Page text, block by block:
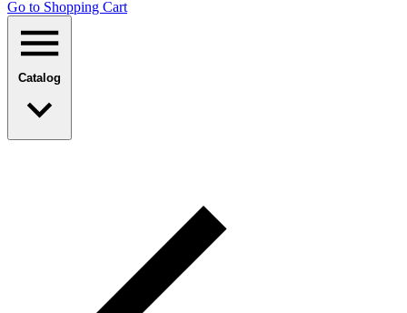
Go to Shopping Сart
Catalog